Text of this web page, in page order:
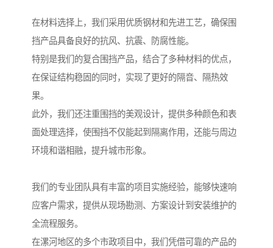
在材料选择上，我们采用优质钢材和先进工艺，确保围
挡产品具备良好的抗风、抗震、防腐性能。
特别是我们的复合围挡产品，结合了多种材料的优点，
在保证结构稳固的同时，实现了更好的隔音、隔热效
果。
此外，我们还注重围挡的美观设计，提供多种颜色和表
面处理选择，使围挡不仅能起到隔离作用，还能与周边
环境和谐相融，提升城市形象。
我们的专业团队具有丰富的项目实施经验，能够快速响
应客户需求，提供从现场勘测、方案设计到安装维护的
全流程服务。
在漯河地区的多个市政项目中，我们凭借可靠的产品的